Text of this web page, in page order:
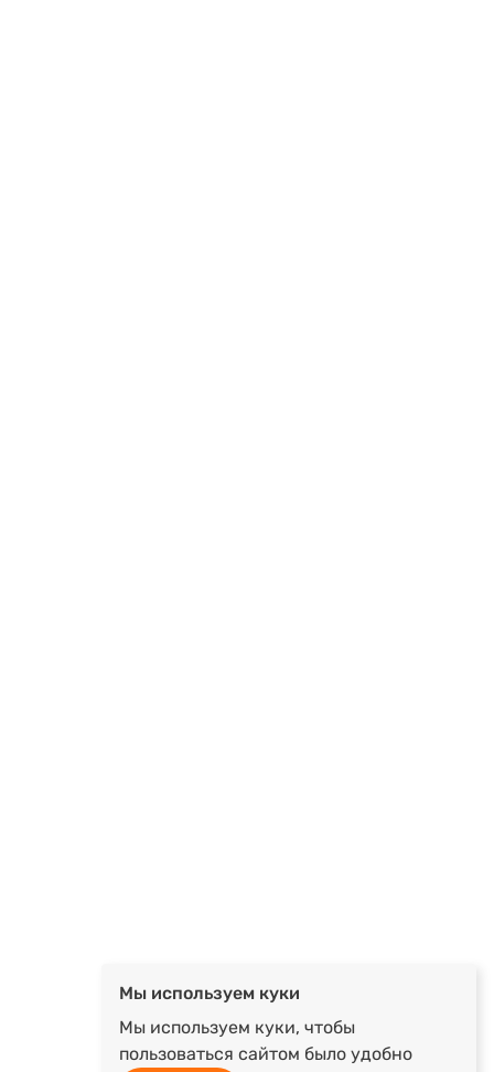
Мы используем куки
Мы используем куки, чтобы
пользоваться сайтом было удобно